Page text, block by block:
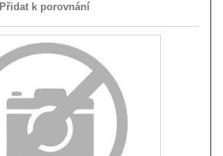
Přidat k porovnání